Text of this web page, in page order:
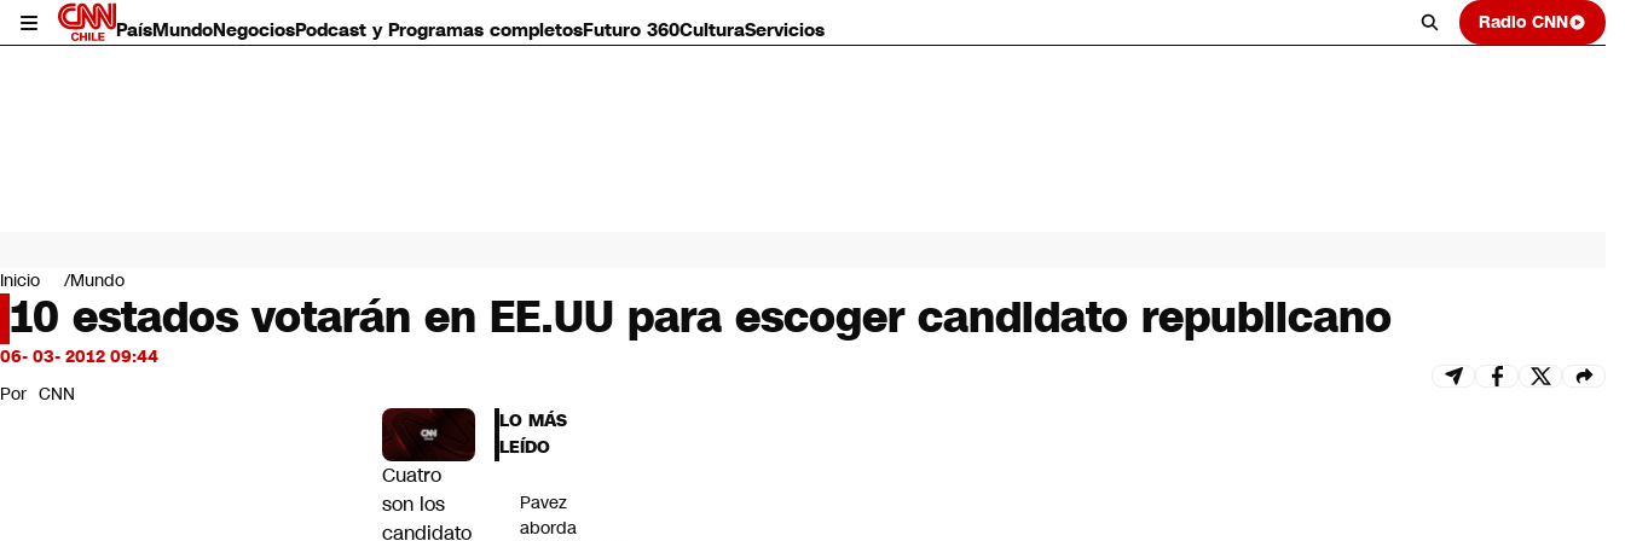
PaísMundoNegociosPodcast y Programas completosFuturo 360CulturaServicios Radio CNN
Mundo
Negocios
Deportes
Programas completos
Servicios
Inicio Mundo
10 estados votarán en EE.UU para escoger candidato republicano
06- 03- 2012 09:44
Por CNN
Cuatro
son los
candidato
LO MÁS
LEÍDO
Pavez
aborda